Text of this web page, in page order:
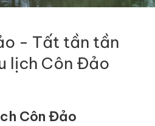
- Tất tần tần
lịch Côn Đảo
Côn Đảo